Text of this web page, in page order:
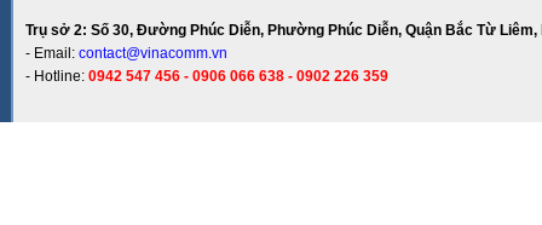
Trụ sở 2: Số 30, Đường Phúc Diễn, Phường Phúc Diễn, Quận Bắc Từ Liêm,
- Email: contact@vinacomm.vn
- Hotline: 0942 547 456 - 0906 066 638 - 0902 226 359